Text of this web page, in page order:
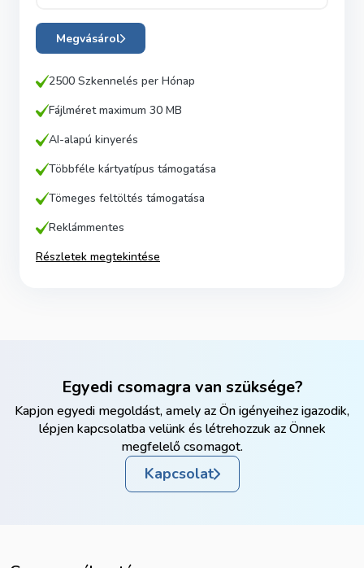
Megvásárol
2500 Szkennelés per Hónap
Fájlméret maximum 30 MB
AI-alapú kinyerés
Többféle kártyatípus támogatása
Tömeges feltöltés támogatása
Reklámmentes
Részletek megtekintése
Egyedi csomagra van szüksége?
Kapjon egyedi megoldást, amely az Ön igényeihez igazodik,
lépjen kapcsolatba velünk és létrehozzuk az Önnek
megfelelő csomagot.
Kapcsolat